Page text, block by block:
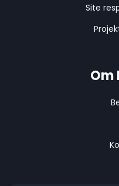
Site
Om